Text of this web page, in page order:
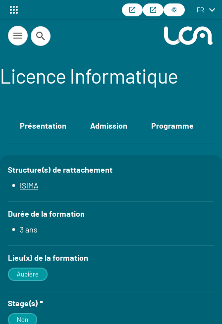
FR
Recherche
Licence Informatique
Accéder aux sections de la fiche
Présentation Admission Programme
Détails
Structure(s) de rattachement
ISIMA
Durée de la formation
3 ans
Lieu(x) de la formation
Aubière
Stage(s) *
Non